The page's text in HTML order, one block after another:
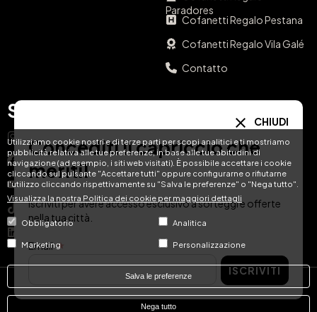
Utilizziamo cookie nostri e di terze parti per scopi analitici e ti mostriamo
pubblicità relativa alle tue preferenze, in base alle tue abitudini di
navigazione (ad esempio, i siti web visitati). È possibile accettare i cookie
cliccando sul pulsante "Accettare tutti" oppure configurarne o rifiutarne
l'utilizzo cliccando rispettivamente su "Salva le preferenze" o "Nega tutto".
Visualizza la nostra Politica dei cookie per maggiori dettagli
Obbligatorio Analitica
Marketing Personalizzazione
Salva le preferenze
Nega tutto
Paradores
Cofanetti Regalo Pestana
Cofanetti Regalo Vila Galé
Contatto
Social Media
Instagram
Facebook
YouTube
TikTok
EN ES IT PT
DE FR NL
© Hotel Treats 2026
CHIUDI
Concediti il capriccio che
meriti!
Iscriviti per avere accesso esclusivo a sorteggi e offerte
nella tua città.
Email
ISCRIVITI